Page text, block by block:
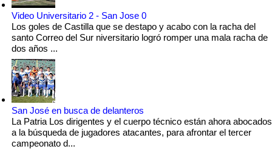
Video Universitario 2 - San Jose 0
Los goles de Castilla que se destapo y acabo con la racha del
santo Correo del Sur niversitario logró romper una mala racha de
dos años ...
San José en busca de delanteros
La Patria Los dirigentes y el cuerpo técnico están ahora abocados
a la búsqueda de jugadores atacantes, para afrontar el tercer
campeonato d...